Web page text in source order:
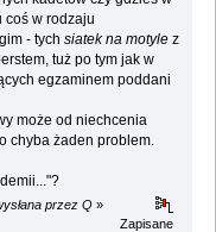
coś w rodzaju
- tychsiatek na motyle z
tuż po tym jak w
egzaminem poddani
może od niechcenia
chyba żaden problem.
przez Q »
Zapisane